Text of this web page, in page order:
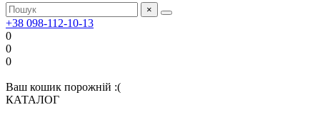
×
+38 098-112-10-13
0
0
0
Ваш кошик порожній :(
КАТАЛОГ